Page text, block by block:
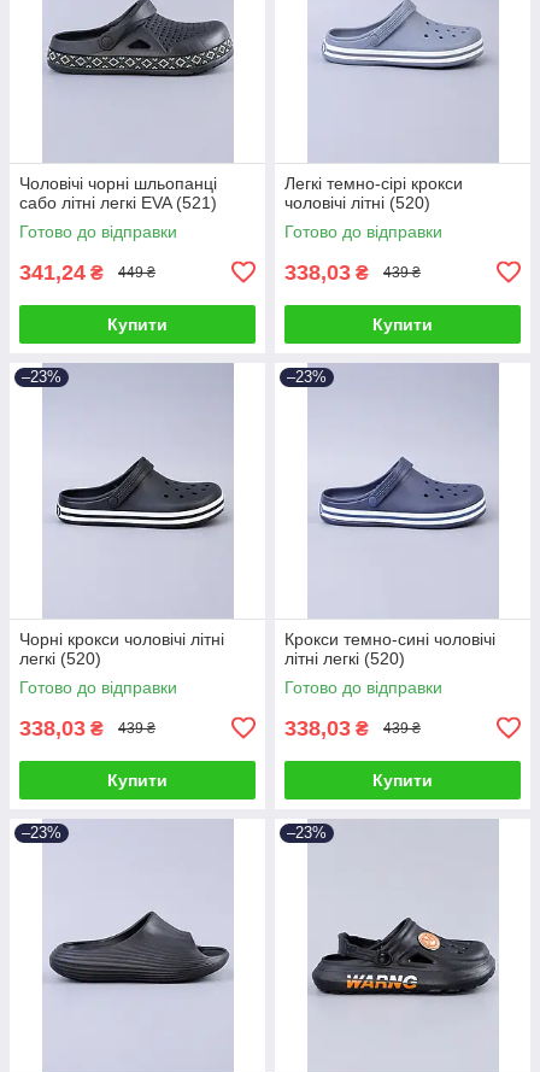
Чоловічі чорні шльопанці
сабо літні легкі EVA (521)
Готово до відправки
341,24 ₴ 449 ₴
Купити
Легкі темно-сірі крокси
чоловічі літні (520)
Готово до відправки
338,03 ₴ 439 ₴
Купити
–23%
Чорні крокси чоловічі літні
легкі (520)
Готово до відправки
338,03 ₴ 439 ₴
Купити
–23%
Крокси темно-сині чоловічі
літні легкі (520)
Готово до відправки
338,03 ₴ 439 ₴
Купити
–23% –23%